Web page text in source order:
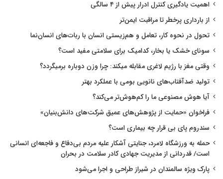
اهمیت یادگیری کنترل ادرار پیش از ۴ سالگی
از بارداری پرخطر تا مراقبت ایمن‌تر
تحول در نحوه کار، تعامل و هم‌زیستی انسان با ربات‌های انسان‌نما
سونای خشک یا بخار، کدامیک برای سلامتی مفید است؟
وقتی مغز با رژیم لاغری مقابله میکند: چرا وزن دوباره برمیگردد؟
تولید ضدآفتاب‌های نانویی بومی با عملکرد بهتر
آیا هوش مصنوعی ما را کم‌هوش‌تر می‌کند؟
فراخوان «حمایت از پژوهش‌های عمیق شرکت‌های دانش‌بنیان»
سندروم پای بی قرار چه بیماری است؟
حمله به ورزشگاه لامرد، جنایتی آشکار علیه مردم بی‌دفاع و فاجعه‌ای انسانی
است/ قدردانی از مدیریت جهادی کادر سلامت در بحران
پارک ویژه سالمندان در شیراز طراحی و اجرا می‌شود